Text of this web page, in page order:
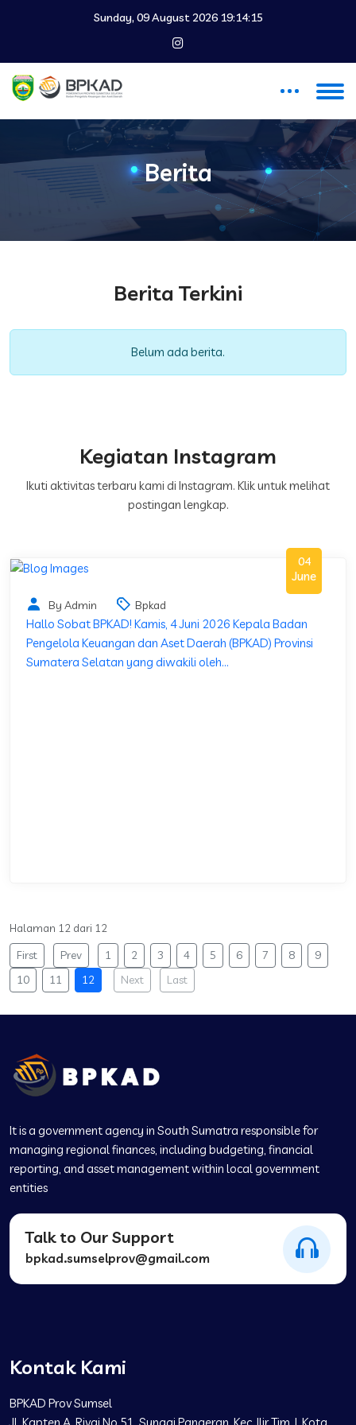
Sunday, 09 August 2026 19:14:15
Berita
Berita Terkini
Belum ada berita.
Kegiatan Instagram
Ikuti aktivitas terbaru kami di Instagram. Klik untuk melihat
postingan lengkap.
04
June
By Admin Bpkad
Hallo Sobat BPKAD! Kamis, 4 Juni 2026 Kepala Badan
Pengelola Keuangan dan Aset Daerah (BPKAD) Provinsi
Sumatera Selatan yang diwakili oleh...
Halaman 12 dari 12
First Prev 1 2 3 4 5 6 7 8
9
10
11 12 Next Last
It is a government agency in South Sumatra responsible for
managing regional finances, including budgeting, financial
reporting, and asset management within local government
entities
Talk to Our Support
bpkad.sumselprov@gmail.com
Kontak Kami
BPKAD Prov Sumsel